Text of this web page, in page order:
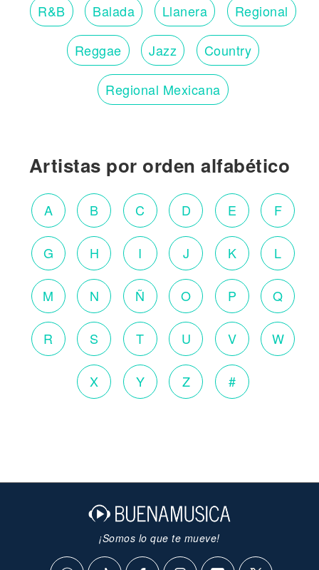
R&B Balada Llanera Regional
Reggae Jazz Country
Regional Mexicana
Artistas por orden alfabético
A B C D E F
G H I J K L
M N Ñ O P Q
R S T U V W
X Y Z #
¡Somos lo que te mueve!